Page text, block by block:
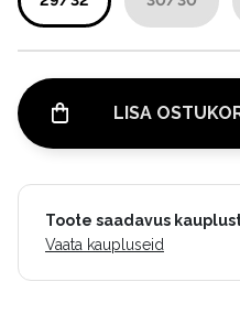
LISA
Toote saadavus
Vaata kaupluseid